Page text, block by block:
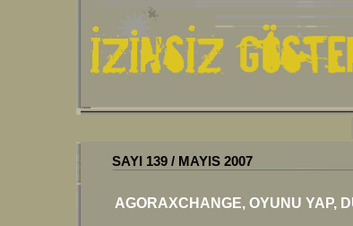
SAYI 139 / MAYIS 2007
AGORAXCHANGE, OYUNU YAP,